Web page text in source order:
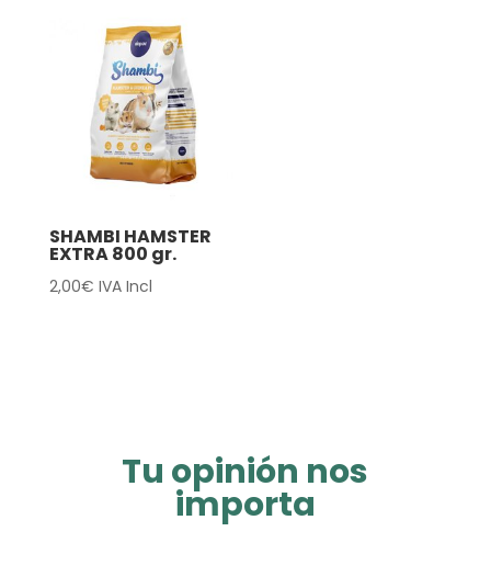
9,50€.6,50€.
SHAMBI HAMSTER
EXTRA 800 gr.
2,00€ IVA Incl
Tu opinión nos
importa